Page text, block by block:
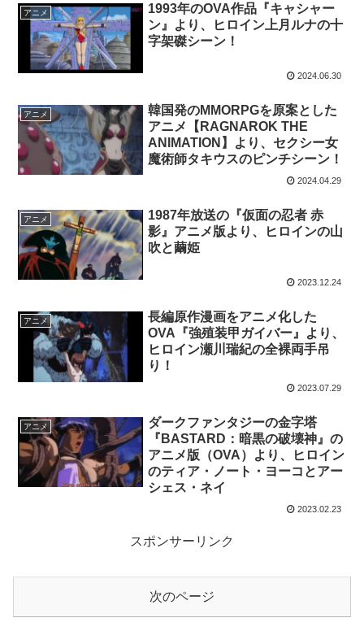
アニメ
1993年のOVA作品『キャシャー
ン』より、ヒロイン上月ルナの十
字架磔シーン！
2024.06.30
アニメ
韓国発のMMORPGを原案とした
アニメ【RAGNAROK THE
ANIMATION】より、セクシー女
魔術師タキウスのピンチシーン！
2024.04.29
アニメ
1987年放送の『仮面の忍者 赤
影』アニメ版より、ヒロインの山
吹と繭姫
2023.12.24
アニメ
長編原作漫画をアニメ化した
OVA『強殖装甲ガイバー』より、
ヒロイン瀬川瑞紀の全裸両手吊
り！
2023.07.29
アニメ
ダークファンタジーの金字塔
『BASTARD：暗黒の破壊神』の
アニメ版（OVA）より、ヒロイン
のティア・ノート・ヨーコとアー
シェス・ネイ
2023.02.23
スポンサーリンク
次のページ